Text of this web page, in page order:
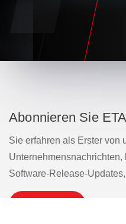
Abonnieren Sie
Sie erfahren als Erster von
Software-Release-